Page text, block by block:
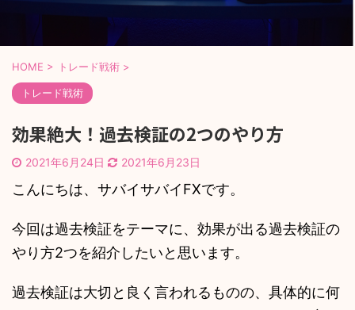
HOME > トレード戦術 >
トレード戦術
効果絶大！過去検証の2つのやり方
2021年6月24日 2021年6月23日
こんにちは、サバイサバイFXです。
今回は過去検証をテーマに、効果が出る過去検証の
やり方2つを紹介したいと思います。
過去検証は大切と良く言われるものの、具体的に何